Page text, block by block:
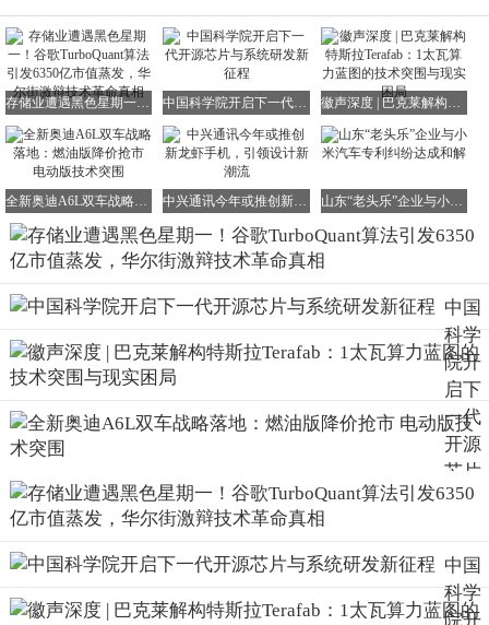
1.应用场景局限：仅优化推理阶段的KV缓存，不影响模型
训练阶段的存储需求
2.硬件协同要求：需配合NVIDIA Blackwell架构等新一代
GPU才能发挥最大效能
3.生态适配周期：主流框架如TensorFlow、PyTorch的集成需
要6-18个月
更值得关注的是"内存帕金森定律"的再现。Cloudflare首席技
术官John Graham-Cumming比喻道："就像智能手机摄像头像
素提升后，用户反而拍摄更多照片一样，内存效率的提升从
来不会减少总体需求，而是催生新的应用场景。"
徽声在线技术研究院的模拟测算显示，若TurboQuant实现规
模化应用：
◆ 移动端AI：智能手机可本地运行参数量超200亿的模型
◆ 边缘计算：自动驾驶系统能实时处理更长距离的传感器
数据
◆ 云计算：单个GPU实例可支持的用户数从512人提升至
3072人
存储业遭遇黑色星期一！谷歌TurboQuant算法引发6350亿市值蒸发，华尔街激辩技术革命真相 中国科学院开启下一代开源芯片与系统研发新征程 徽声深度 | 巴克莱解构特斯拉Terafab：1太瓦算力蓝图的技术突围与现实困局
全新奥迪A6L双车战略落地：燃油版降价抢市 电动版技术突围 中兴通讯今年或推创新龙虾手机，引领设计新潮流 山东“老头乐”企业与小米汽车专利纠纷达成和解
中国
科学
院开
启下
一代
开源
芯片
与系
发新
征程
中国
科学
院开